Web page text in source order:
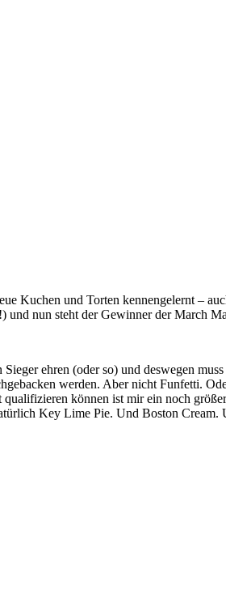
Kuchen und Torten kennengelernt –
und nun steht der Gewinner der March
ehren (oder so) und deswegen
werden. Aber nicht Funfetti.
können ist mir ein noch
Key Lime Pie. Und Boston